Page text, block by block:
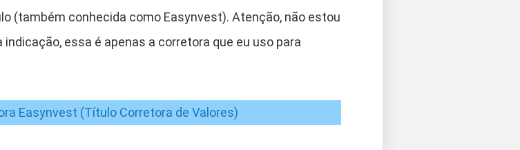
(também conhecida como Easynvest). Atenção, não estou
essa é apenas a corretora que eu uso para
Easynvest (Título Corretora de Valores)